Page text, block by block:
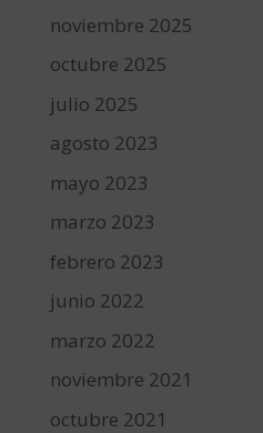
noviembre 2025
octubre 2025
julio 2025
agosto 2023
mayo 2023
marzo 2023
febrero 2023
junio 2022
marzo 2022
noviembre 2021
octubre 2021